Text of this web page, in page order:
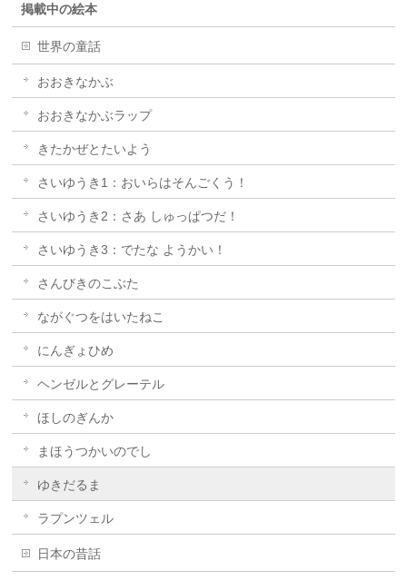
掲載中の絵本
世界の童話
おおきなかぶ
おおきなかぶラップ
きたかぜとたいよう
さいゆうき1：おいらはそんごくう！
さいゆうき2：さあ しゅっぱつだ！
さいゆうき3：でたな ようかい！
さんびきのこぶた
ながぐつをはいたねこ
にんぎょひめ
ヘンゼルとグレーテル
ほしのぎんか
まほうつかいのでし
ゆきだるま
ラプンツェル
日本の昔話